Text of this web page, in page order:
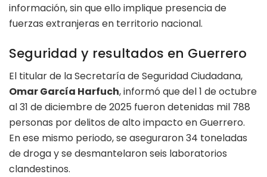
información, sin que ello implique presencia de
fuerzas extranjeras en territorio nacional.
Seguridad y resultados en Guerrero
El titular de la Secretaría de Seguridad Ciudadana,
Omar García Harfuch, informó que del 1 de octubre
al 31 de diciembre de 2025 fueron detenidas mil 788
personas por delitos de alto impacto en Guerrero.
En ese mismo periodo, se aseguraron 34 toneladas
de droga y se desmantelaron seis laboratorios
clandestinos.